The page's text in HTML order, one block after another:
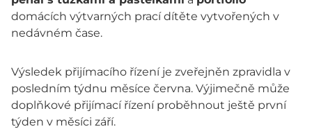
domácích výtvarných prací dítěte vytvořených v
nedávném čase.
Výsledek přijímacího řízení je zveřejněn zpravidla v
posledním týdnu měsíce června. Výjimečně může
doplňkové přijímací řízení proběhnout ještě první
týden v měsíci září.